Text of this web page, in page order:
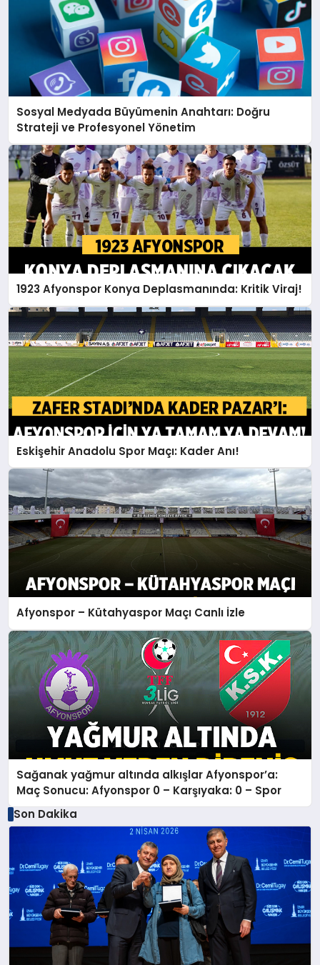
Sosyal Medyada Büyümenin Anahtarı: Doğru
Strateji ve Profesyonel Yönetim
1923 Afyonspor Konya Deplasmanında: Kritik Viraj!
Eskişehir Anadolu Spor Maçı: Kader Anı!
Afyonspor – Kütahyaspor Maçı Canlı İzle
Sağanak yağmur altında alkışlar Afyonspor’a:
Maç Sonucu: Afyonspor 0 – Karşıyaka: 0 – Spor
Son Dakika